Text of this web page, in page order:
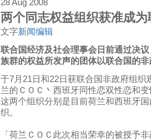
28 Aug 2008
两个同志权益组织获准成
文字新闻编辑
联合国经济及社会理事会日前通过决
族群的权益所发声的团体以联合国的
于7月21日和22日获联合国非政府组
兰的ＣＯＣ丶西班牙同性恋双性恋和
这两个组织分别是目前荷兰和西班牙
织。
「荷兰ＣＯＣ此次相当荣幸的被授予